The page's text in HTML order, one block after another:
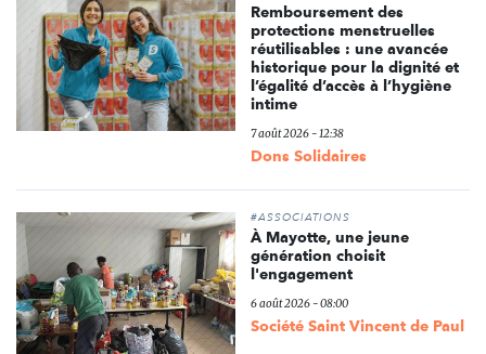
Remboursement des
protections menstruelles
réutilisables : une avancée
historique pour la dignité et
l’égalité d’accès à l’hygiène
intime
7 août 2026 - 12:38
Dons Solidaires
#ASSOCIATIONS
À Mayotte, une jeune
génération choisit
l'engagement
6 août 2026 - 08:00
Société Saint Vincent de Paul